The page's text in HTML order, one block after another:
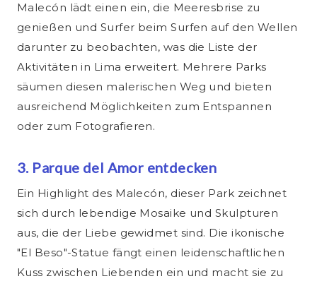
Malecón lädt einen ein, die Meeresbrise zu
genießen und Surfer beim Surfen auf den Wellen
darunter zu beobachten, was die Liste der
Aktivitäten in Lima erweitert. Mehrere Parks
säumen diesen malerischen Weg und bieten
ausreichend Möglichkeiten zum Entspannen
oder zum Fotografieren.
3. Parque del Amor entdecken
Ein Highlight des Malecón, dieser Park zeichnet
sich durch lebendige Mosaike und Skulpturen
aus, die der Liebe gewidmet sind. Die ikonische
"El Beso"-Statue fängt einen leidenschaftlichen
Kuss zwischen Liebenden ein und macht sie zu